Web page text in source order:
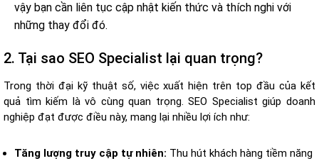
vậy bạn cần liên tục cập nhật kiến thức và thích nghi với
những thay đổi đó.
2. Tại sao SEO Specialist lại quan trọng?
Trong thời đại kỹ thuật số, việc xuất hiện trên top đầu của kết
quả tìm kiếm là vô cùng quan trọng. SEO Specialist giúp doanh
nghiệp đạt được điều này, mang lại nhiều lợi ích như:
Tăng lượng truy cập tự nhiên: Thu hút khách hàng tiềm năng